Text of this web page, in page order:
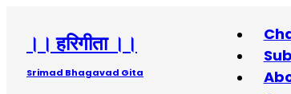
।। हरिगीता ।।
Srimad Bhagavad Gita